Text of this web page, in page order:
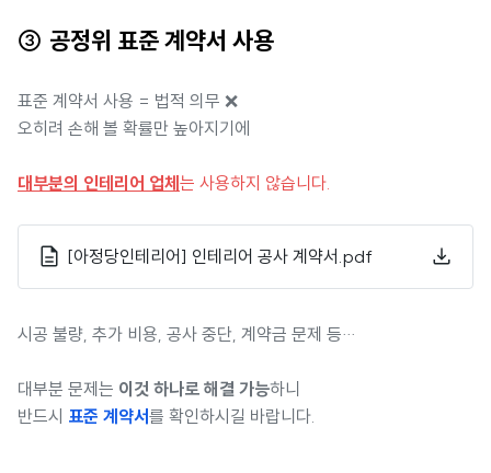
③ 공정위 표준 계약서 사용
표준 계약서 사용 = 법적 의무 ❌
오히려 손해 볼 확률만 높아지기에
대부분의 인테리어 업체 는 사용하지 않습니다.
[아정당인테리어] 인테리어 공사 계약서.pdf
시공 불량, 추가 비용, 공사 중단, 계약금 문제 등…
대부분 문제는 이것 하나로 해결 가능하니
반드시 표준 계약서를 확인하시길 바랍니다.